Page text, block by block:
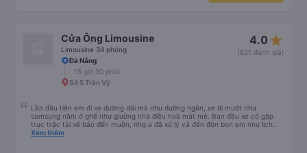
Cửa Ông Limousine
Limousine 34 phòng
4.0 star_rate
(621 đánh giá)
Đà Nẵng
15 giờ 30 phút
Số 5 Trần Vỹ
Lần đầu tiên em đi xe đường dài mà như đường ngắn, xe đi mướt như
samsung nằm ở ghế như giường nhà điều hoà mát mẻ. Ban đầu xe có gặp
trục trặc tài xế báo đến muộn, nhg a đã xử lý và đến đón bọn em như lịch
trên hệ thống. Anh tài xế Văn Sĩ quá vui tính và nhiệt tình, trời mưa gió đã
Xem thêm